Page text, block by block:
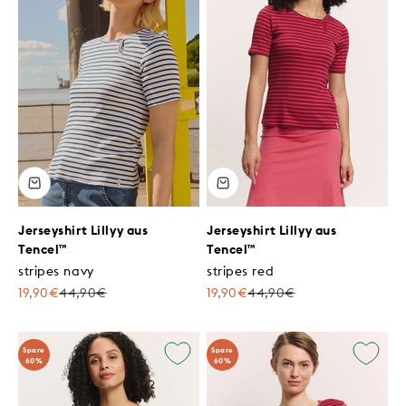
Jerseyshirt Lillyy aus
Tencel™
stripes navy
Angebot
19,90€Regulärer Preis
44,90€
Jerseyshirt Lillyy aus
Tencel™
stripes red
Angebot
19,90€Regulärer Preis
44,90€
Spare
60%
Spare
60%